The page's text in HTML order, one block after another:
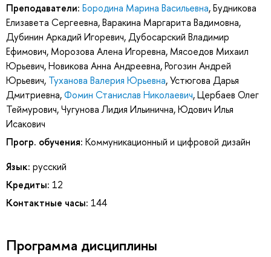
Преподаватели: Бородина Марина Васильевна,Будникова
Елизавета Сергеевна,Варакина Маргарита Вадимовна,
Дубинин Аркадий Игоревич,Дубосарский Владимир
Ефимович, Морозова Алена Игоревна, Мясоедов Михаил
Юрьевич,Новикова Анна Андреевна,Рогозин Андрей
Юрьевич, Туханова Валерия Юрьевна,Устюгова Дарья
Дмитриевна,Фомин Станислав Николаевич,Цербаев Олег
Теймурович,Чугунова Лидия Ильинична,Юдович Илья
Исакович
Прогр. обучения: Коммуникационный и цифровой дизайн
Язык: русский
Кредиты: 12
Контактные часы: 144
Программа дисциплины